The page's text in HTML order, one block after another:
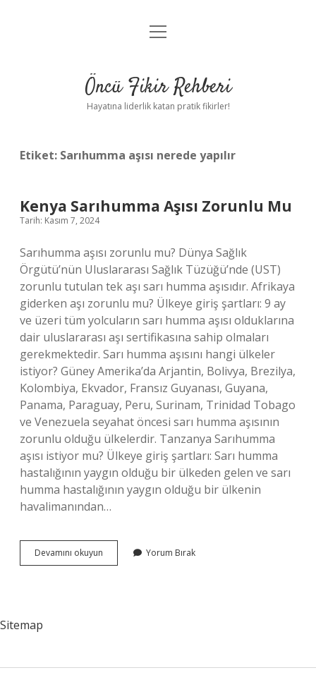
Anasayfa
Yasal Uyarı
menüyü
Öncü Fikir Rehberi
Hayatına liderlik katan pratik fikirler!
Etiket: Sarıhumma aşısı nerede yapılır
Kenya Sarıhumma Aşısı Zorunlu Mu
Tarih: Kasım 7, 2024
Sarıhumma aşısı zorunlu mu? Dünya Sağlık
Örgütü’nün Uluslararası Sağlık Tüzüğü’nde (UST)
zorunlu tutulan tek aşı sarı humma aşısıdır. Afrikaya
giderken aşı zorunlu mu? Ülkeye giriş şartları: 9 ay
ve üzeri tüm yolcuların sarı humma aşısı olduklarına
dair uluslararası aşı sertifikasına sahip olmaları
gerekmektedir. Sarı humma aşısını hangi ülkeler
istiyor? Güney Amerika’da Arjantin, Bolivya, Brezilya,
Kolombiya, Ekvador, Fransız Guyanası, Guyana,
Panama, Paraguay, Peru, Surinam, Trinidad Tobago
ve Venezuela seyahat öncesi sarı humma aşısının
zorunlu olduğu ülkelerdir. Tanzanya Sarıhumma
aşısı istiyor mu? Ülkeye giriş şartları: Sarı humma
hastalığının yaygın olduğu bir ülkeden gelen ve sarı
humma hastalığının yaygın olduğu bir ülkenin
havalimanından…
Devamını okuyun
Sarıhumma
Yorum Bırak
Sitemap